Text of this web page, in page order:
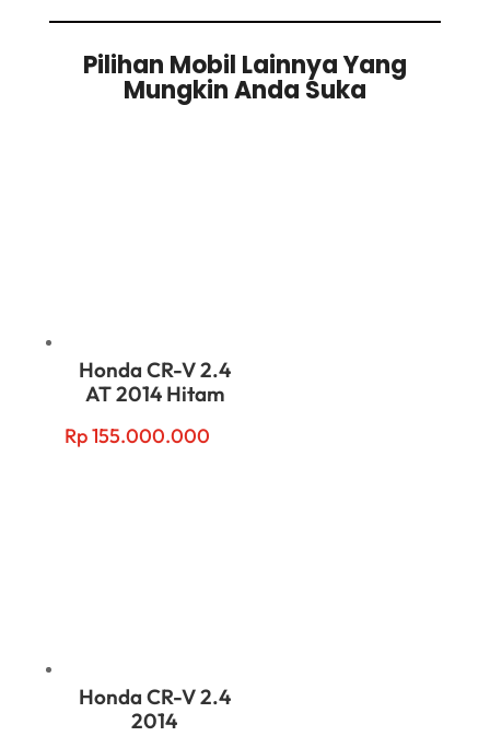
Pilihan Mobil Lainnya Yang
Mungkin Anda Suka
Honda CR-V 2.4
AT 2014 Hitam
Rp155.000.000
Honda CR-V 2.4
2014